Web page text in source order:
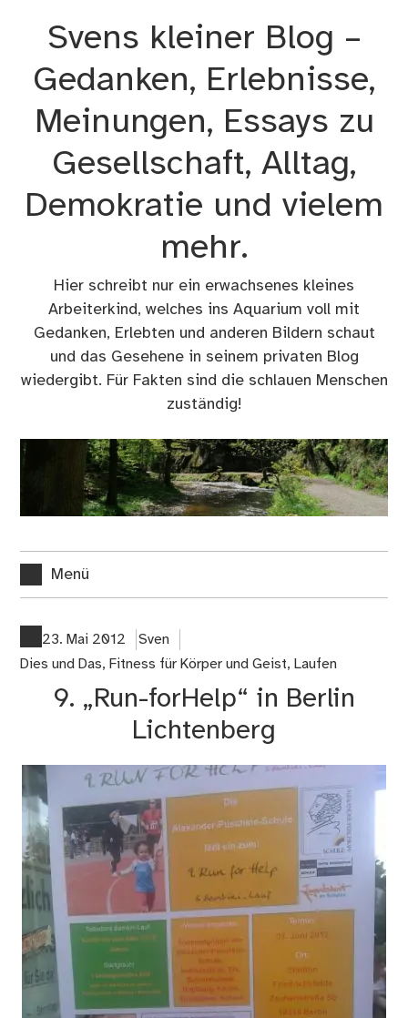
Svens kleiner Blog –
Gedanken, Erlebnisse,
Meinungen, Essays zu
Gesellschaft, Alltag,
Demokratie und vielem
mehr.
Hier schreibt nur ein erwachsenes kleines
Arbeiterkind, welches ins Aquarium voll mit
Gedanken, Erlebten und anderen Bildern schaut
und das Gesehene in seinem privaten Blog
wiedergibt. Für Fakten sind die schlauen Menschen
zuständig!
Menü
23. Mai 2012
Sven
Dies und Das, Fitness für Körper und Geist, Laufen
9. „Run-forHelp“ in Berlin
Lichtenberg